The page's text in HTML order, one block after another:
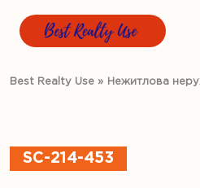
Best Realty Use » Нежитлова
SC-214-453